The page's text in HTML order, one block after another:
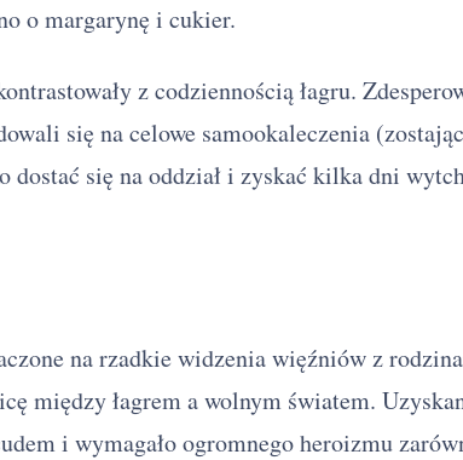
o margarynę i cukier.
z codziennością łagru.
się na celowe samookaleczenia
dostać się na oddział i zyskać kilka dni
na rzadkie widzenia więźniów z
między łagrem a wolnym światem.
i wymagało ogromnego heroizmu